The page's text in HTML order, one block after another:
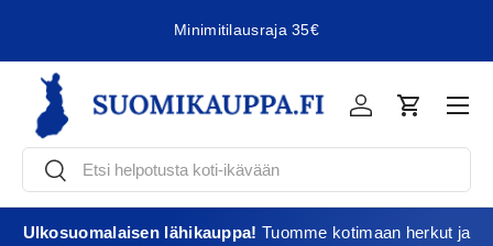
Minimitilausraja 35€
EtsiEtsi
KirjauduOstoskori
Ulkosuomalaisen lähikauppa! Tuomme kotimaan herkut ja